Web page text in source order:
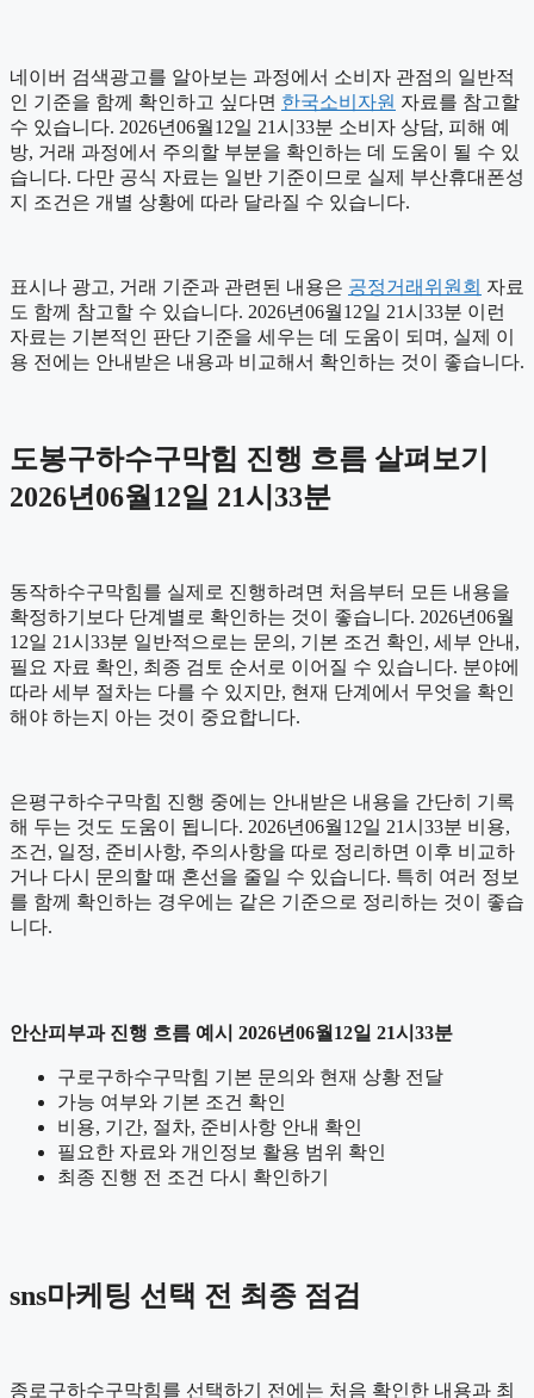
네이버 검색광고를 알아보는 과정에서 소비자 관점의 일반적
인 기준을 함께 확인하고 싶다면 한국소비자원 자료를 참고할
수 있습니다. 2026년06월12일 21시33분 소비자 상담, 피해 예
방, 거래 과정에서 주의할 부분을 확인하는 데 도움이 될 수 있
습니다. 다만 공식 자료는 일반 기준이므로 실제 부산휴대폰성
지 조건은 개별 상황에 따라 달라질 수 있습니다.
표시나 광고, 거래 기준과 관련된 내용은 공정거래위원회 자료
도 함께 참고할 수 있습니다. 2026년06월12일 21시33분 이런
자료는 기본적인 판단 기준을 세우는 데 도움이 되며, 실제 이
용 전에는 안내받은 내용과 비교해서 확인하는 것이 좋습니다.
도봉구하수구막힘 진행 흐름 살펴보기
2026년06월12일 21시33분
동작하수구막힘를 실제로 진행하려면 처음부터 모든 내용을
확정하기보다 단계별로 확인하는 것이 좋습니다. 2026년06월
12일 21시33분 일반적으로는 문의, 기본 조건 확인, 세부 안내,
필요 자료 확인, 최종 검토 순서로 이어질 수 있습니다. 분야에
따라 세부 절차는 다를 수 있지만, 현재 단계에서 무엇을 확인
해야 하는지 아는 것이 중요합니다.
은평구하수구막힘 진행 중에는 안내받은 내용을 간단히 기록
해 두는 것도 도움이 됩니다. 2026년06월12일 21시33분 비용,
조건, 일정, 준비사항, 주의사항을 따로 정리하면 이후 비교하
거나 다시 문의할 때 혼선을 줄일 수 있습니다. 특히 여러 정보
를 함께 확인하는 경우에는 같은 기준으로 정리하는 것이 좋습
니다.
안산피부과 진행 흐름 예시 2026년06월12일 21시33분
구로구하수구막힘 기본 문의와 현재 상황 전달
가능 여부와 기본 조건 확인
비용, 기간, 절차, 준비사항 안내 확인
필요한 자료와 개인정보 활용 범위 확인
최종 진행 전 조건 다시 확인하기
sns마케팅 선택 전 최종 점검
종로구하수구막힘를 선택하기 전에는 처음 확인한 내용과 최